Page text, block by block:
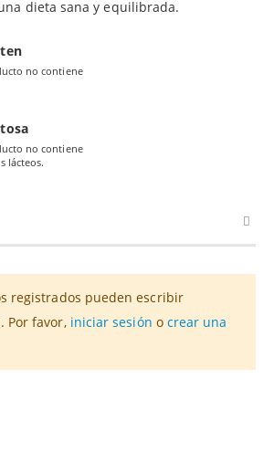
dieta sana y equilibrada.
no contiene
no contiene
lácteos.
registrados pueden escribir
Por favor, iniciar sesión o crear una